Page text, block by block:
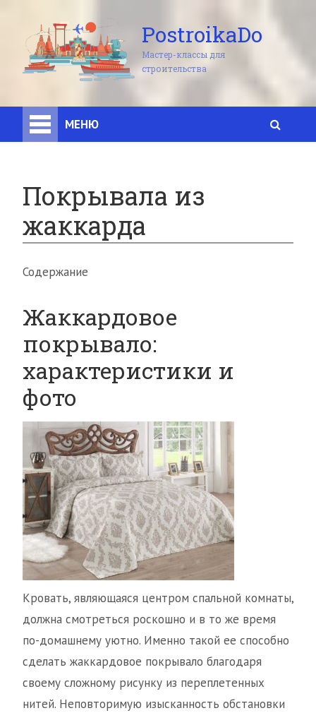
PostroikaDo
Мастер-классы для
строительства
МЕНЮ
Покрывала из
жаккарда
Содержание
Жаккардовое
покрывало:
характеристики и
фото
Кровать, являющаяся центром спальной комнаты,
должна смотреться роскошно и в то же время
по-домашнему уютно. Именно такой ее способно
сделать жаккардовое покрывало благодаря
своему сложному рисунку из переплетенных
нитей. Неповторимую изысканность обстановки